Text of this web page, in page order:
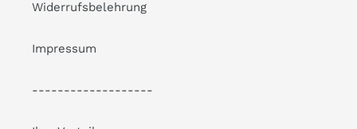
Widerrufsbelehrung
Impressum
-------------------